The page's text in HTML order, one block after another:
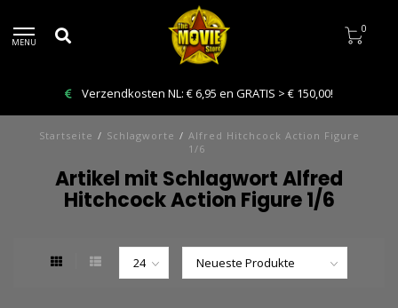
MENU
0
Verzendkosten NL: € 6,95 en GRATIS > € 150,00!
Startseite / Schlagworte / Alfred Hitchcock Action Figure
1/6
Artikel mit Schlagwort Alfred
Hitchcock Action Figure 1/6